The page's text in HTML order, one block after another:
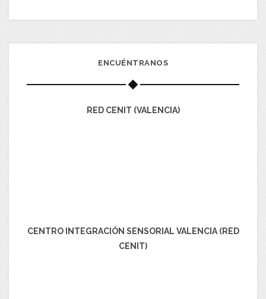
ENCUÉNTRANOS
RED CENIT (VALENCIA)
CENTRO INTEGRACIÓN SENSORIAL VALENCIA (RED
CENIT)